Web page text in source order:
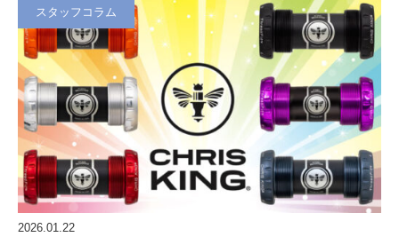
スタッフコラム
2026.01.22